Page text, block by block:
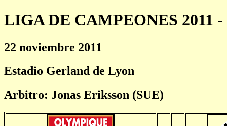
LIGA DE CAMPEONES 2011 -
22 noviembre 2011
Estadio Gerland de Lyon
Arbitro: Jonas Eriksson (SUE)